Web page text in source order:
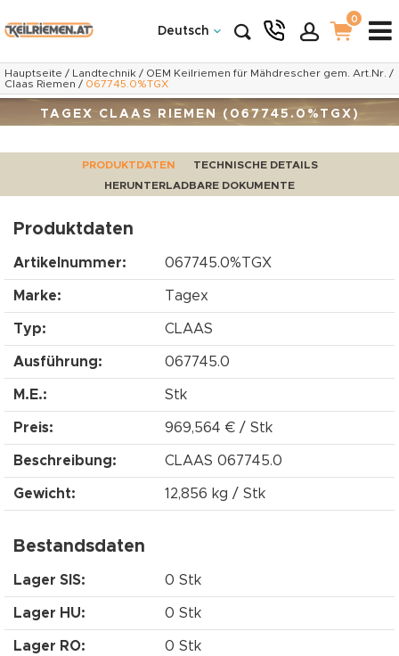
Deutsch
0
Hauptseite / Landtechnik / OEM Keilriemen für Mähdrescher gem. Art.Nr. /
Claas Riemen / 067745.0%TGX
TAGEX CLAAS RIEMEN (067745.0%TGX)
PRODUKTDATEN
TECHNISCHE DETAILS
HERUNTERLADBARE DOKUMENTE
Produktdaten
Artikelnummer: 067745.0%TGX
Marke: Tagex
Typ: CLAAS
Ausführung: 067745.0
M.E.: Stk
Preis: 969,564 € / Stk
Beschreibung: CLAAS 067745.0
Gewicht: 12,856 kg / Stk
Bestandsdaten
Lager SIS: 0 Stk
Lager HU: 0 Stk
Lager RO: 0 Stk